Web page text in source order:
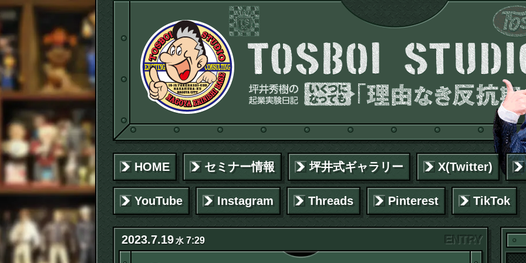
HOME セミナー情報 坪井式ギャラリー X(Twitter)
YouTube Instagram Threads Pinterest TikTok
2023.7.19水7:29